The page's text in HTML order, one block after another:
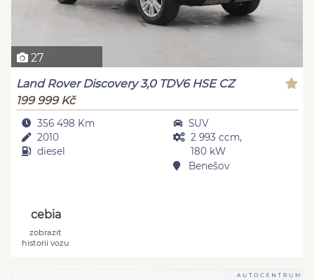
27
Land Rover Discovery 3,0 TDV6 HSE CZ
199 999 Kč
356 498 Km
2010
diesel
SUV
2 993 ccm,
180 kW
Benešov
cebia
zobrazit
historii vozu